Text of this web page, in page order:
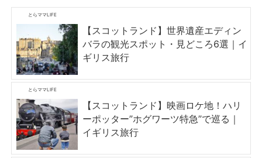
とらママLIFE
【スコットランド】世界遺産エディン
バラの観光スポット・見どころ6選｜イ
ギリス旅行
とらママLIFE
【スコットランド】映画ロケ地！ハリ
ーポッター”ホグワーツ特急”で巡る｜
イギリス旅行